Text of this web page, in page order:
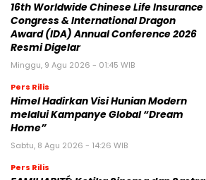
16th Worldwide Chinese Life Insurance
Congress & International Dragon
Award (IDA) Annual Conference 2026
Resmi Digelar
Minggu, 9 Agu 2026 - 01:45 WIB
Pers Rilis
Himel Hadirkan Visi Hunian Modern
melalui Kampanye Global “Dream
Home”
Sabtu, 8 Agu 2026 - 14:26 WIB
Pers Rilis